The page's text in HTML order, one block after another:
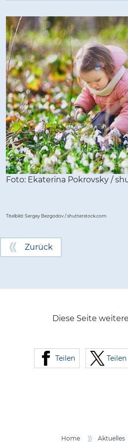
Foto: Ekaterina Pokrovsky /
Titelbild:Sergey Bezgodov / shutterstock.com
Zurück
Diese Seite
Teilen Teilen
Home Aktuelles